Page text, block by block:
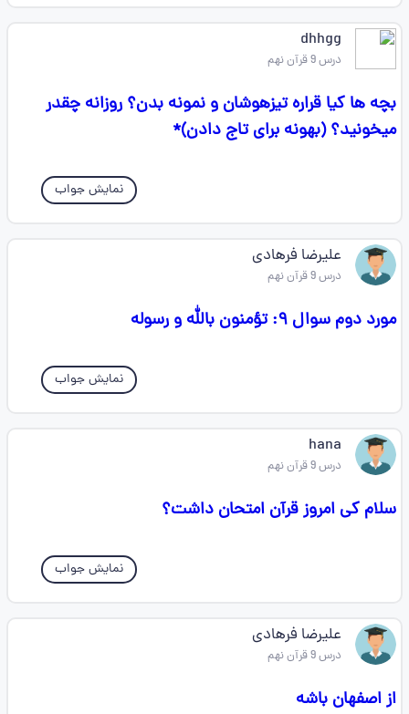
dhhgg
درس 9 قرآن نهم
بچه ها کیا قراره تیزهوشان و نمونه بدن؟ روزانه چقدر
میخونید؟ (بهونه برای تاج دادن)*
نمایش جواب
علیرضا فرهادی
درس 9 قرآن نهم
مورد دوم سوال ۹: تؤمنون بالله و رسوله
نمایش جواب
hana
درس 9 قرآن نهم
سلام کی امروز قرآن امتحان داشت؟
نمایش جواب
علیرضا فرهادی
درس 9 قرآن نهم
از اصفهان باشه